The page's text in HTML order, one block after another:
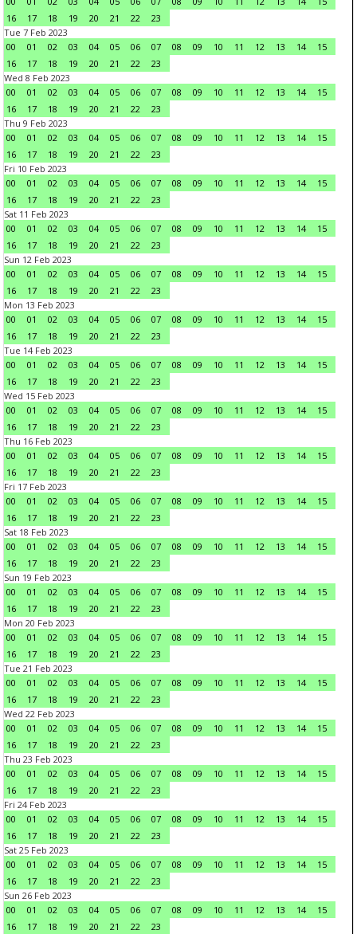
16
17 18 19 20 21 22
23
Tue 7 Feb 2023
00
01 02 03 04 05 06 07 08 09 10 11 12 13 14
15
16
17 18 19 20 21 22
23
Wed 8 Feb 2023
00
01 02 03 04 05 06 07 08 09 10 11 12 13 14
15
16
17 18 19 20 21 22
23
Thu 9 Feb 2023
00
01 02 03 04 05 06 07 08 09 10 11 12 13 14
15
16
17 18 19 20 21 22
23
Fri 10 Feb 2023
00
01 02 03 04 05 06 07 08 09 10 11 12 13 14
15
16
17 18 19 20 21 22
23
Sat 11 Feb 2023
00
01 02 03 04 05 06 07 08 09 10 11 12 13 14
15
16
17 18 19 20 21 22
23
Sun 12 Feb 2023
00
01 02 03 04 05 06 07 08 09 10 11 12 13 14
15
16
17 18 19 20 21 22
23
Mon 13 Feb 2023
00
01 02 03 04 05 06 07 08 09 10 11 12 13 14
15
16
17 18 19 20 21 22
23
Tue 14 Feb 2023
00
01 02 03 04 05 06 07 08 09 10 11 12 13 14
15
16
17 18 19 20 21 22
23
Wed 15 Feb 2023
00
01 02 03 04 05 06 07 08 09 10 11 12 13 14
15
16
17 18 19 20 21 22
23
Thu 16 Feb 2023
00
01 02 03 04 05 06 07 08 09 10 11 12 13 14
15
16
17 18 19 20 21 22
23
Fri 17 Feb 2023
00
01 02 03 04 05 06 07 08 09 10 11 12 13 14
15
16
17 18 19 20 21 22
23
Sat 18 Feb 2023
00
01 02 03 04 05 06 07 08 09 10 11 12 13 14
15
16
17 18 19 20 21 22
23
Sun 19 Feb 2023
00
01 02 03 04 05 06 07 08 09 10 11 12 13 14
15
16
17 18 19 20 21 22
23
Mon 20 Feb 2023
00
01 02 03 04 05 06 07 08 09 10 11 12 13 14
15
16
17 18 19 20 21 22
23
Tue 21 Feb 2023
00
01 02 03 04 05 06 07 08 09 10 11 12 13 14
15
16
17 18 19 20 21 22
23
Wed 22 Feb 2023
00
01 02 03 04 05 06 07 08 09 10 11 12 13 14
15
16
17 18 19 20 21 22
23
Thu 23 Feb 2023
00
01 02 03 04 05 06 07 08 09 10 11 12 13 14
15
16
17 18 19 20 21 22
23
Fri 24 Feb 2023
00
01 02 03 04 05 06 07 08 09 10 11 12 13 14
15
16
17 18 19 20 21 22
23
Sat 25 Feb 2023
00
01 02 03 04 05 06 07 08 09 10 11 12 13 14
15
16
17 18 19 20 21 22
23
Sun 26 Feb 2023
00
01 02 03 04 05 06 07 08 09 10 11 12 13 14
15
16
17 18 19 20 21 22
23